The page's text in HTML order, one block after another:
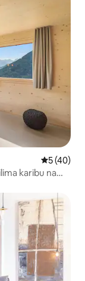
Ukadiriaji
5 (40)
karibu na